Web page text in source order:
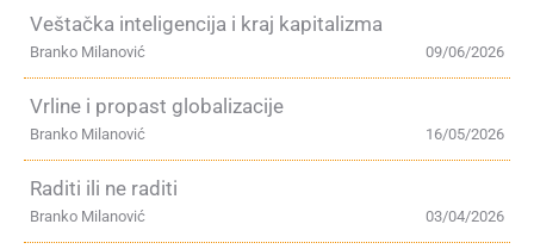
Veštačka inteligencija i kraj kapitalizma
09/06/2026
Branko Milanović
Vrline i propast globalizacije
16/05/2026
Branko Milanović
Raditi ili ne raditi
03/04/2026
Branko Milanović